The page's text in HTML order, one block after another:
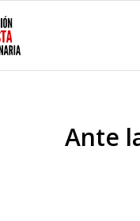
Ante